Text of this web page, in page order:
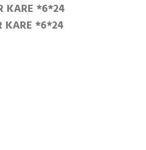
KARE *6*24
KARE *6*24